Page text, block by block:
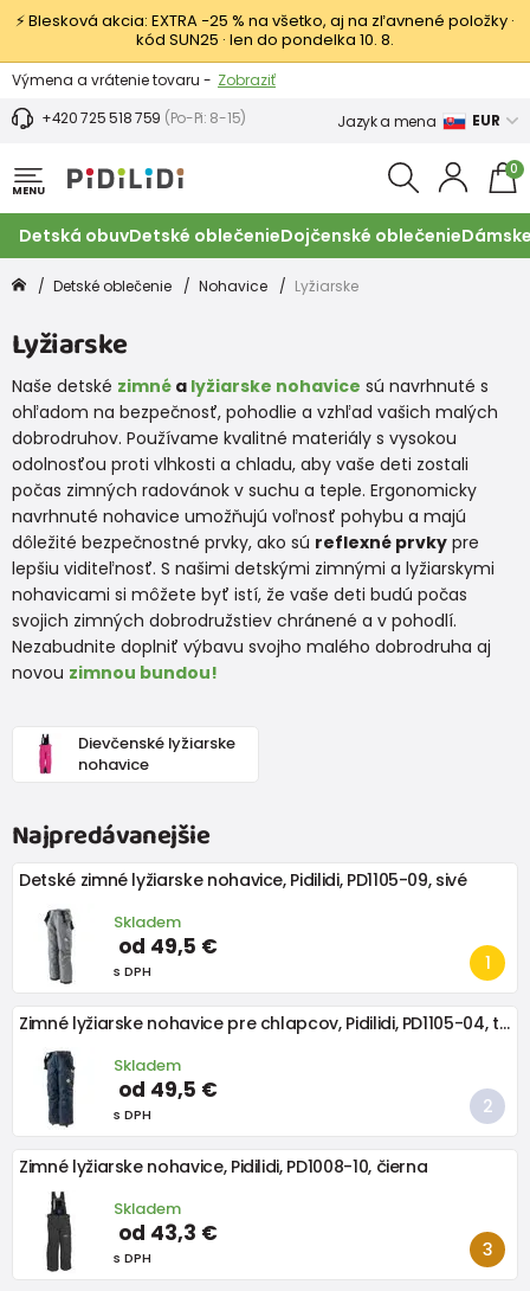
⚡ Blesková akcia: EXTRA −25 % na všetko, aj na zľavnené položky ·
kód SUN25 · len do pondelka 10. 8.
Výmena a vrátenie tovaru - Zobraziť
Zľava 3,80 EUR na prvý nákup - Podmienky
+420 725 518 759 (Po-Pi: 8-15) Jazyk a mena EUR
MENU
0
Detská obuvDetské oblečenieDojčenské oblečenie
Detské oblečenie Nohavice Lyžiarske
Lyžiarske
Naše detské zimné a lyžiarske nohavice sú navrhnuté s
ohľadom na bezpečnosť, pohodlie a vzhľad vašich malých
dobrodruhov. Používame kvalitné materiály s vysokou
odolnosťou proti vlhkosti a chladu, aby vaše deti zostali
počas zimných radovánok v suchu a teple. Ergonomicky
navrhnuté nohavice umožňujú voľnosť pohybu a majú
dôležité bezpečnostné prvky, ako sú reflexné prvky pre
lepšiu viditeľnosť. S našimi detskými zimnými a lyžiarskymi
nohavicami si môžete byť istí, že vaše deti budú počas
svojich zimných dobrodružstiev chránené a v pohodlí.
Nezabudnite doplniť výbavu svojho malého dobrodruha aj
novou zimnou bundou!
Dievčenské lyžiarske
nohavice
Najpredávanejšie
Detské zimné lyžiarske nohavice, Pidilidi, PD1105-09, sivé
Skladem
od 49,5 €
s DPH
Zimné lyžiarske nohavice pre chlapcov, Pidilidi, PD1105-04, tmavomodrá
Skladem
od 49,5 €
s DPH
Zimné lyžiarske nohavice, Pidilidi, PD1008-10, čierna
Skladem
od 43,3 €
s DPH